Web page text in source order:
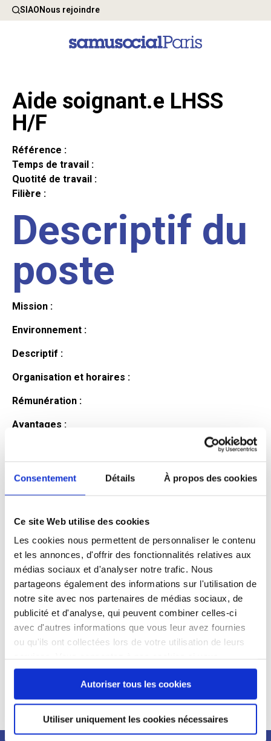
Consentement Détails À propos des cookies
Ce site Web utilise des cookies
Les cookies nous permettent de personnaliser le contenu
et les annonces, d'offrir des fonctionnalités relatives aux
médias sociaux et d'analyser notre trafic. Nous
partageons également des informations sur l'utilisation de
notre site avec nos partenaires de médias sociaux, de
publicité et d'analyse, qui peuvent combiner celles-ci
avec d'autres informations que vous leur avez fournies
ou qu'ils ont collectées lors de votre utilisation de leurs
continuez à utiliser notre site Web.
Autoriser tous les cookies
Utiliser uniquement les cookies nécessaires
SIAONous rejoindre
Aide soignant.e LHSS
H/F
Référence :
Temps de travail :
Quotité de travail :
Filière :
Descriptif du
poste
Mission :
Environnement :
Descriptif :
Organisation et horaires :
Rémunération :
Avantages :
Profil du
candidat
Qualifications et diplômes :
Profil recherché :
Expérience :
Processus
de
recrutement